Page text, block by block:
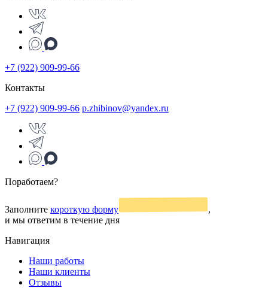
+7 (922) 909-99-66
Контакты
+7 (922) 909-99-66 p.zhibinov@yandex.ru
Поработаем?
Заполните короткую форму
,
и мы ответим в течение дня
Навигация
Наши работы
Наши клиенты
Отзывы